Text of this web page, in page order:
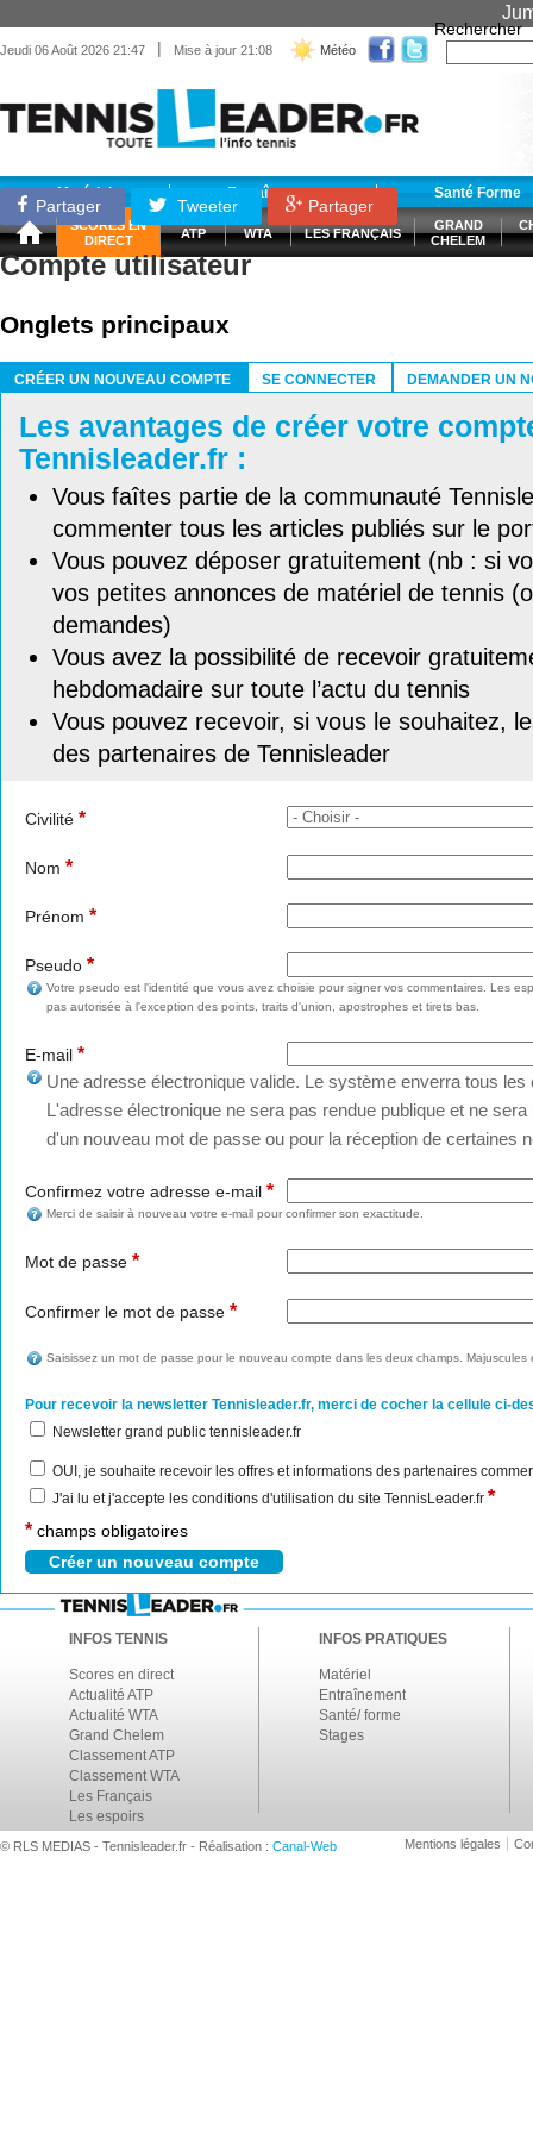
Jeudi 06 Août 2026 21:47 | Mise à jour 21:08 Météo
Rechercher
Matériel Entraînement Santé Forme
SCORES EN
DIRECT
ATP WTA LES FRANÇAIS
GRAND
CHELEM
Partager Tweeter Partager
Compte utilisateur
Onglets principaux
CRÉER UN NOUVEAU COMPTE
SE CONNECTER DEMANDER UN
Les avantages de créer votre
Tennisleader.fr :
Vous faîtes partie de la communauté
commenter tous les articles publiés sur le
Vous pouvez déposer gratuitement (nb : si
vos petites annonces de matériel de tennis
demandes)
Vous avez la possibilité de recevoir
hebdomadaire sur toute l’actu du tennis
Vous pouvez recevoir, si vous le souhaitez,
des partenaires de Tennisleader
Civilité *
Nom *
Prénom *
Pseudo *
Votre pseudo est l'identité que vous avez choisie pour signer vos commentaires. Les
pas autorisée à l'exception des points, traits d'union, apostrophes et tirets bas.
E-mail *
Une adresse électronique valide. Le système enverra tous
L'adresse électronique ne sera pas rendue publique et ne
d'un nouveau mot de passe ou pour la réception de certaines
Confirmez votre adresse e-mail *
Merci de saisir à nouveau votre e-mail pour confirmer son exactitude.
Mot de passe *
Confirmer le mot de passe *
Saisissez un mot de passe pour le nouveau compte dans les deux champs. Majuscules
Pour recevoir la newsletter Tennisleader.fr, merci de cocher la cellule ci-
Newsletter grand public tennisleader.fr
OUI, je souhaite recevoir les offres et informations des partenaires
J'ai lu et j'accepte les conditions d'utilisation du site TennisLeader.fr *
* champs obligatoires
INFOS TENNIS
Scores en direct
Actualité ATP
Actualité WTA
Grand Chelem
Classement ATP
Classement WTA
Les Français
Les espoirs
INFOS PRATIQUES
Matériel
Entraînement
Santé/ forme
Stages
© RLS MEDIAS - Tennisleader.fr - Réalisation : Canal-Web Mentions légales